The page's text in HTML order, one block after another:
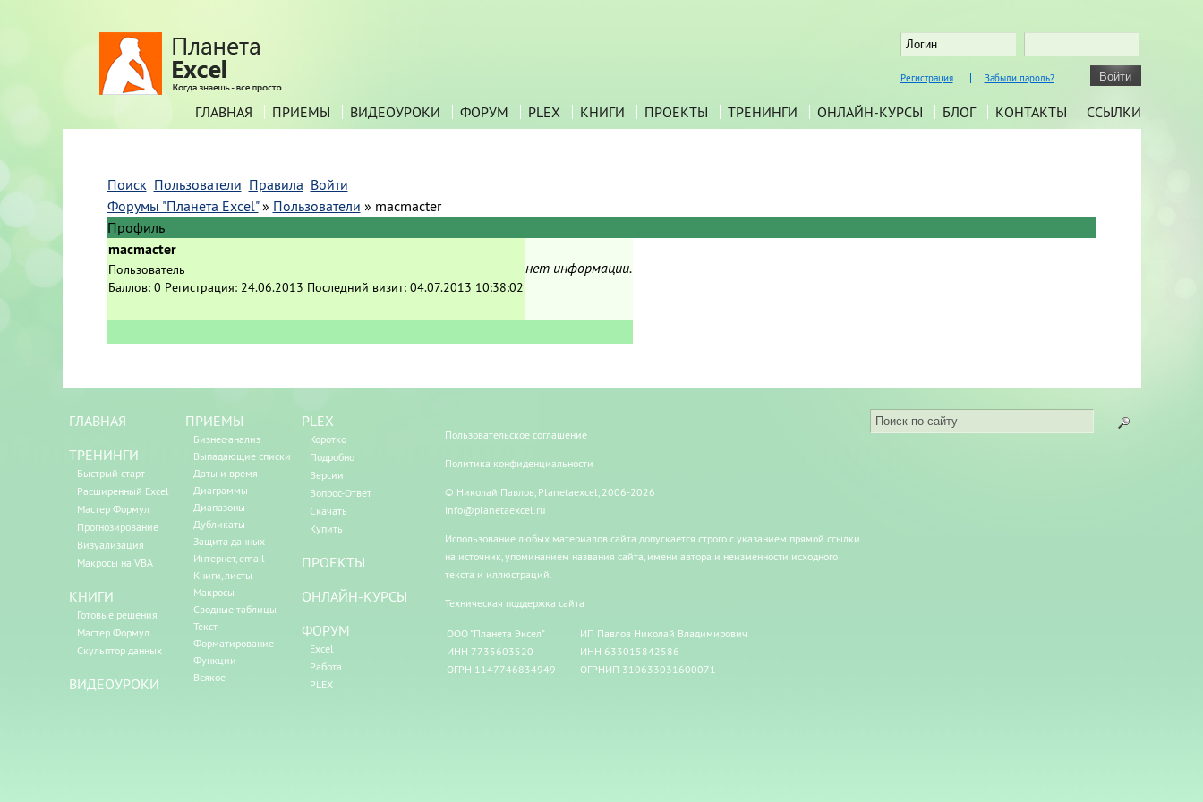
Регистрация Забыли пароль?
ГЛАВНАЯ ПРИЕМЫ ВИДЕОУРОКИ ФОРУМ PLEX КНИГИ ПРОЕКТЫ ТРЕНИНГИ ОНЛАЙН-КУРСЫ БЛОГ КОНТАКТЫ ССЫЛКИ
Поиск Пользователи Правила Войти
Форумы "Планета Excel" » Пользователи » macmacter
Профиль
macmacter
Пользователь
Баллов: 0 Регистрация: 24.06.2013 Последний визит: 04.07.2013 10:38:02
нет информации.
ГЛАВНАЯ
ТРЕНИНГИ
Быстрый старт
Расширенный Excel
Мастер Формул
Прогнозирование
Визуализация
Макросы на VBA
КНИГИ
Готовые решения
Мастер Формул
Скульптор данных
ВИДЕОУРОКИ
ПРИЕМЫ
Бизнес-анализ
Выпадающие списки
Даты и время
Диаграммы
Диапазоны
Дубликаты
Защита данных
Интернет, email
Книги, листы
Макросы
Сводные таблицы
Текст
Форматирование
Функции
Всякое
PLEX
Коротко
Подробно
Версии
Вопрос-Ответ
Скачать
Купить
ПРОЕКТЫ
ОНЛАЙН-КУРСЫ
ФОРУМ
Excel
Работа
PLEX
Пользовательское соглашение
Политика конфиденциальности
© Николай Павлов, Planetaexcel, 2006-2026
info@planetaexcel.ru
Использование любых материалов сайта допускается строго с указанием прямой ссылки
на источник, упоминанием названия сайта, имени автора и неизменности исходного
текста и иллюстраций.
Техническая поддержка сайта
ООО "Планета Эксел"
ИНН 7735603520
ОГРН 1147746834949
ИП Павлов Николай Владимирович
ИНН 633015842586
ОГРНИП 310633031600071